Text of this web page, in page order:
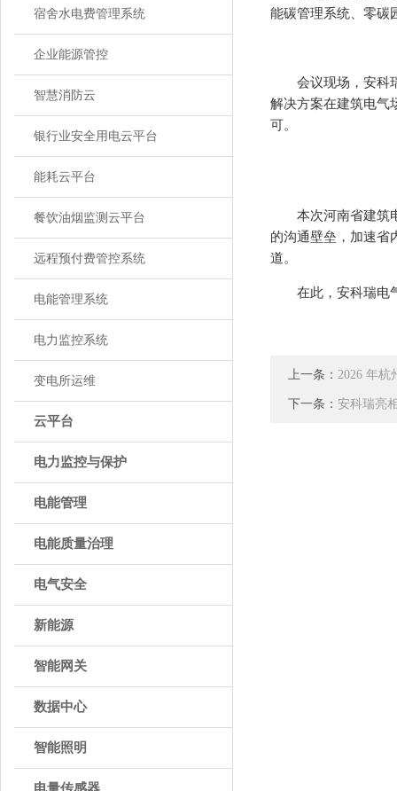
宿舍水电费管理系统
企业能源管控
智慧消防云
银行业安全用电云平台
能耗云平台
餐饮油烟监测云平台
远程预付费管控系统
电能管理系统
电力监控系统
变电所运维
云平台
电力监控与保护
电能管理
电能质量治理
电气安全
新能源
智能网关
数据中心
智能照明
能碳管理系统、零碳
会议现场，安科瑞
解决方案在建筑电气
可。
本次河南省建筑电
的沟通壁垒，加速省
道。
在此，安科瑞电气
上一条： 2026 年杭
下一条： 安科瑞亮